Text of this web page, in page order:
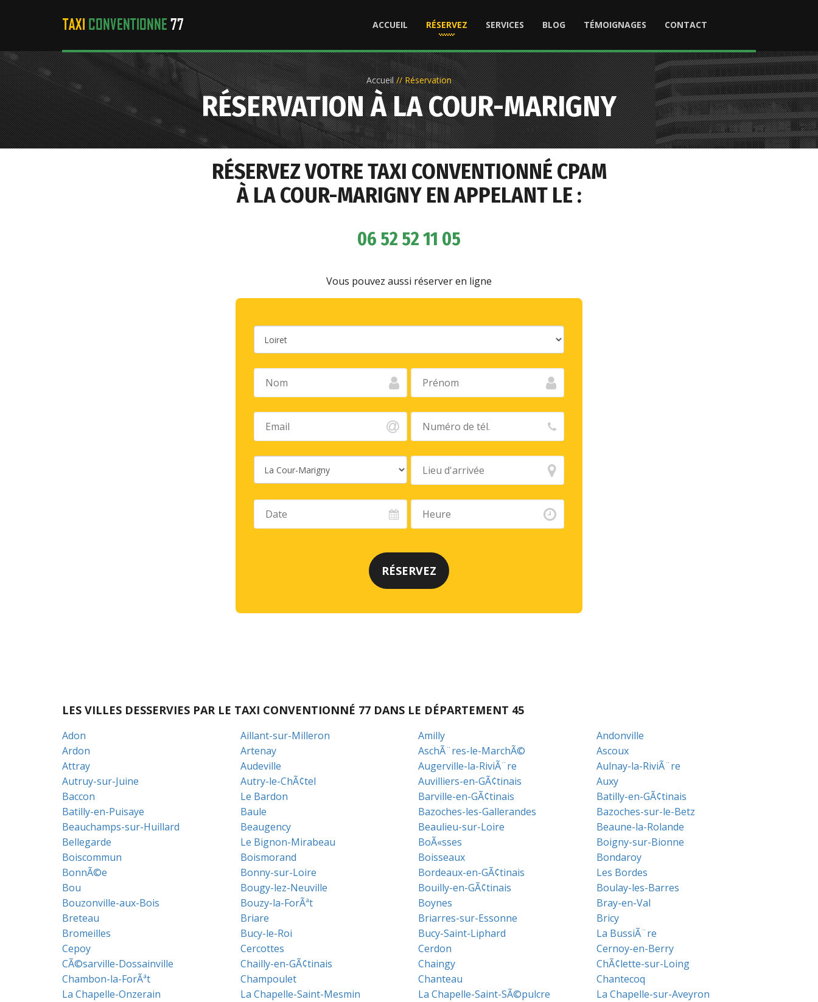
ACCUEIL RÉSERVEZ SERVICES BLOG TÉMOIGNAGES CONTACT
Accueil // Réservation
RÉSERVATION À LA COUR-MARIGNY
RÉSERVEZ VOTRE TAXI CONVENTIONNÉ CPAM
À LA COUR-MARIGNY EN APPELANT LE :
06 52 52 11 05
Vous pouvez aussi réserver en ligne
LES VILLES DESSERVIES PAR LE TAXI CONVENTIONNÉ 77 DANS LE DÉPARTEMENT 45
Adon Aillant-sur-Milleron Amilly
Andonville
Ardon
Artenay AschÃ¨res-le-MarchÃ©
Ascoux
Attray
Audeville Augerville-la-RiviÃ¨re
Aulnay-la-RiviÃ¨re
Autruy-sur-Juine
Autry-le-ChÃ¢tel Auvilliers-en-GÃ¢tinais
Auxy
Baccon
Le Bardon Barville-en-GÃ¢tinais
Batilly-en-GÃ¢tinais
Batilly-en-Puisaye
Baule Bazoches-les-Gallerandes
Bazoches-sur-le-Betz
Beauchamps-sur-Huillard
Beaugency Beaulieu-sur-Loire
Beaune-la-Rolande
Bellegarde
Le Bignon-Mirabeau BoÃ«sses
Boigny-sur-Bionne
Boiscommun
Boismorand Boisseaux
Bondaroy
BonnÃ©e
Bonny-sur-Loire Bordeaux-en-GÃ¢tinais
Les Bordes
Bou
Bougy-lez-Neuville Bouilly-en-GÃ¢tinais
Boulay-les-Barres
Bouzonville-aux-Bois
Bouzy-la-ForÃªt Boynes
Bray-en-Val
Breteau
Briare Briarres-sur-Essonne
Bricy
Bromeilles
Bucy-le-Roi Bucy-Saint-Liphard
La BussiÃ¨re
Cepoy
Cercottes Cerdon
Cernoy-en-Berry
CÃ©sarville-Dossainville
Chailly-en-GÃ¢tinais Chaingy
ChÃ¢lette-sur-Loing
Chambon-la-ForÃªt
Champoulet Chanteau
Chantecoq
La Chapelle-Onzerain
La Chapelle-Saint-Mesmin La Chapelle-Saint-SÃ©pulcre
La Chapelle-sur-Aveyron